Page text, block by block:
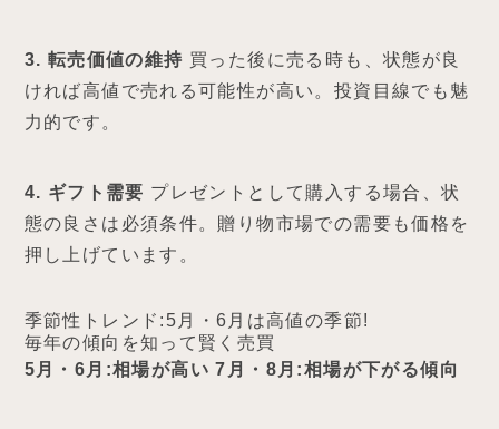
3. 転売価値の維持 買った後に売る時も、状態が良
ければ高値で売れる可能性が高い。投資目線でも魅
力的です。
4. ギフト需要 プレゼントとして購入する場合、状
態の良さは必須条件。贈り物市場での需要も価格を
押し上げています。
季節性トレンド:5月・6月は高値の季節!
毎年の傾向を知って賢く売買
5月・6月:相場が高い 7月・8月:相場が下がる傾向